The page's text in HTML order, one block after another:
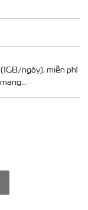
ngày), miễn phí